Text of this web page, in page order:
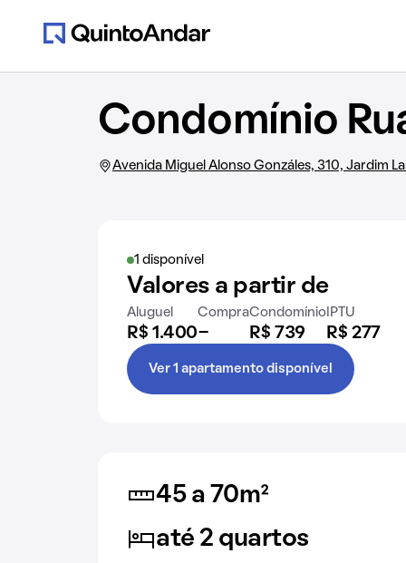
Condomínio
Avenida Miguel Alonso Gonzáles, 310, Jardim
1 disponível
Valores a partir de
Aluguel
R$ 1.400
Compra
-
Condomínio
R$ 739
IPTU
R$ 277
Ver 1 apartamento disponível
45 a 70m²
até 2 quartos